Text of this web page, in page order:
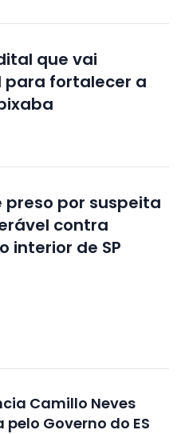
que vai
para fortalecer a
preso por suspeita
contra
interior de SP
Camillo Neves
Governo do ES